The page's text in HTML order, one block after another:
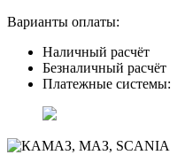
Варианты оплаты:
Наличный расчёт
Безналичный расчёт
Платежные системы: